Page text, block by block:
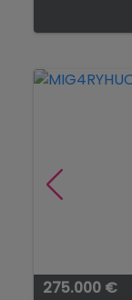
275.000 €